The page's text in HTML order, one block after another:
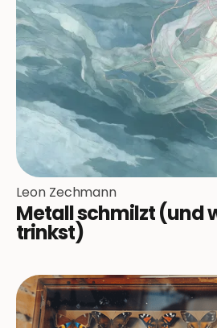
Leon Zechmann
Metall schmilzt (und
trinkst)